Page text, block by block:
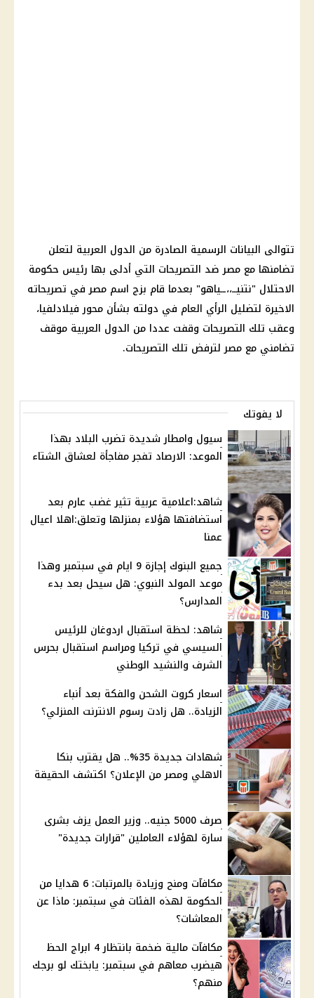
تتوالى البيانات الرسمية الصادرة من الدول العربية لتعلن
تضامنها مع مصر ضد التصريحات التي أدلى بها رئيس حكومة
الاحتلال "نتنيــ،،ــياهو" بعدما قام بزج اسم مصر في تصريحاته
الاخيرة لتضليل الرأي العام في دولته بشأن محور فيلادلفيا،
وعقب تلك التصريحات وقفت عددا من الدول العربية موقف
تضامني مع مصر لترفض تلك التصريحات.
لا يفوتك
سيول وامطار شديدة تضرب البلاد بهذا
الموعد: الارصاد تفجر مفاجأة لعشاق الشتاء
شاهد:اعلامية عربية تثير غضب عارم بعد
استضافتها هؤلاء بمنزلها وتعلق:اهلا اعيال
عمنا
جميع البنوك إجازة 9 ايام في سبتمبر وهذا
موعد المولد النبوي: هل سيحل بعد بدء
المدارس؟
شاهد: لحظة استقبال اردوغان للرئيس
السيسي في تركيا ومراسم استقبال بحرس
الشرف والنشيد الوطني
اسعار كروت الشحن والفكة بعد أنباء
الزيادة.. هل زادت رسوم الانترنت المنزلي؟
شهادات جديدة 35%.. هل يقترب بنكا
الاهلي ومصر من الإعلان؟ اكتشف الحقيقة
صرف 5000 جنيه.. وزير العمل يزف بشرى
سارة لهؤلاء العاملين "قرارات جديدة"
مكافآت ومنح وزيادة بالمرتبات: 6 هدايا من
الحكومة لهذه الفئات في سبتمبر: ماذا عن
المعاشات؟
مكافآت مالية ضخمة بانتظار 4 ابراج الحظ
هيضرب معاهم في سبتمبر: يابختك لو برجك
منهم؟